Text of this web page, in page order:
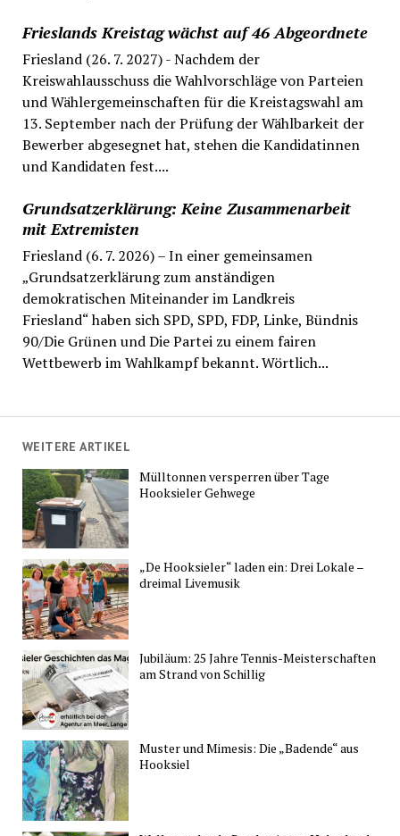
Frieslands Kreistag wächst auf 46 Abgeordnete
Friesland (26. 7. 2027) - Nachdem der
Kreiswahlausschuss die Wahlvorschläge von Parteien
und Wählergemeinschaften für die Kreistagswahl am
13. September nach der Prüfung der Wählbarkeit der
Bewerber abgesegnet hat, stehen die Kandidatinnen
und Kandidaten fest....
Grundsatzerklärung: Keine Zusammenarbeit
mit Extremisten
Friesland (6. 7. 2026) – In einer gemeinsamen
„Grundsatzerklärung zum anständigen
demokratischen Miteinander im Landkreis
Friesland“ haben sich SPD, SPD, FDP, Linke, Bündnis
90/Die Grünen und Die Partei zu einem fairen
Wettbewerb im Wahlkampf bekannt. Wörtlich...
WEITERE ARTIKEL
Mülltonnen versperren über Tage
Hooksieler Gehwege
„De Hooksieler“ laden ein: Drei Lokale –
dreimal Livemusik
Jubiläum: 25 Jahre Tennis-Meisterschaften
am Strand von Schillig
Muster und Mimesis: Die „Badende“ aus
Hooksiel